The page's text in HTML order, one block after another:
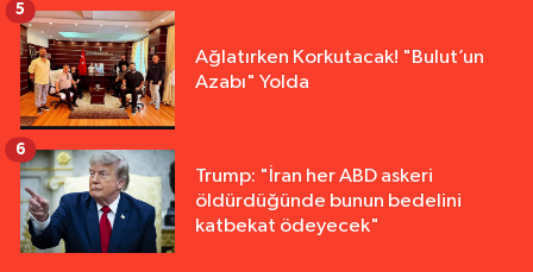
Ağlatırken Korkutacak! "Bulut’un
Azabı" Yolda
5
Trump: "İran her ABD askeri
öldürdüğünde bunun bedelini
katbekat ödeyecek"
6